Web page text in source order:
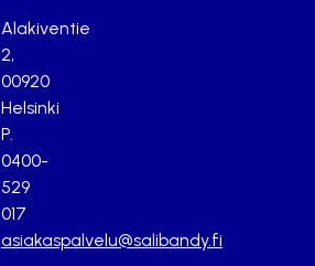
Alakiventie
2,
00920
Helsinki
P.
0400-
529
017
asiakaspalvelu@salibandy.fi